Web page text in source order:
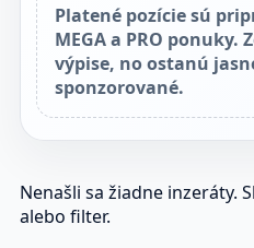
Platené pozície sú
MEGA a PRO ponuky.
výpise, no ostanú
sponzorované.
Nenašli sa žiadne inzeráty.
alebo filter.